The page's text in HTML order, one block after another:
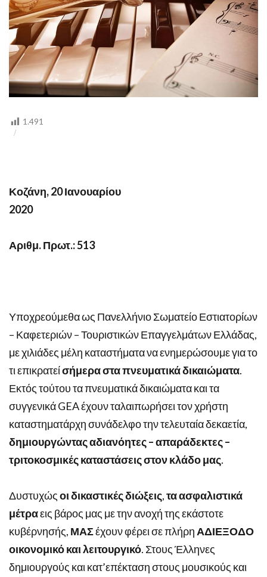
1.491
Κοζάνη, 20 Ιανουαρίου
2020
Αριθμ. Πρωτ.: 513
Υποχρεούμεθα ως Πανελλήνιο Σωματείο Εστιατορίων
– Καφετεριών – Τουριστικών Επαγγελμάτων Ελλάδας,
με χιλιάδες μέλη καταστήματα να ενημερώσουμε για το
τι επικρατείσήμερα στα πνευματικά δικαιώματα.
Εκτός τούτου τα πνευματικά δικαιώματα και τα
συγγενικά GEA έχουν ταλαιπωρήσει τον χρήστη
καταστηματάρχη συνάδελφο την τελευταία δεκαετία,
δημιουργώντας αδιανόητες – απαράδεκτες –
τριτοκοσμικές καταστάσεις στον κλάδο μας.
Δυστυχώςοι δικαστικές διώξεις,τα ασφαλιστικά
μέτραεις βάρος μας με την ανοχή της εκάστοτε
κυβέρνησής, ΜΑΣέχουν φέρει σε πλήρη ΑΔΙΕΞΟΔΟ
οικονομικό και λειτουργικό. Στους Έλληνες
δημιουργούς και κατ’επέκταση στους μουσικούς και